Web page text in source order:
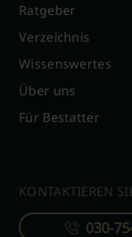
Ratgeber
Verzeichnis
Wissenswertes
Über uns
Für Bestatter
KONTAKTIEREN
030-